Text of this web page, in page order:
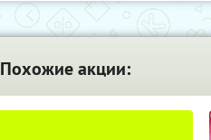
Похожие акции: